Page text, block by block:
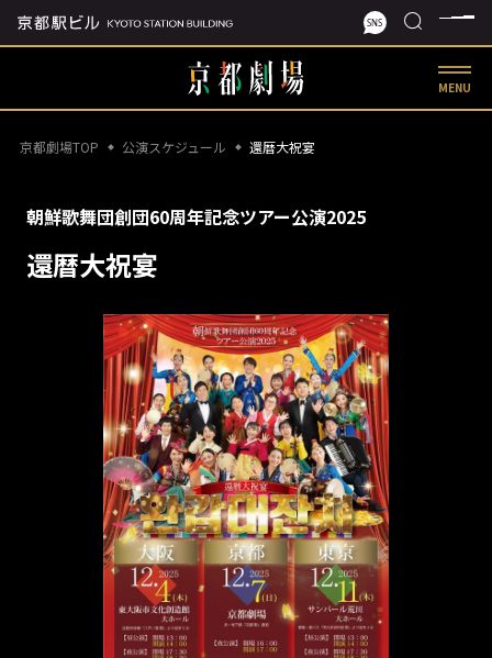
MENU
京都劇場TOP 公演スケジュール 還暦大祝宴
朝鮮歌舞団創団60周年記念ツアー公演2025
還暦大祝宴